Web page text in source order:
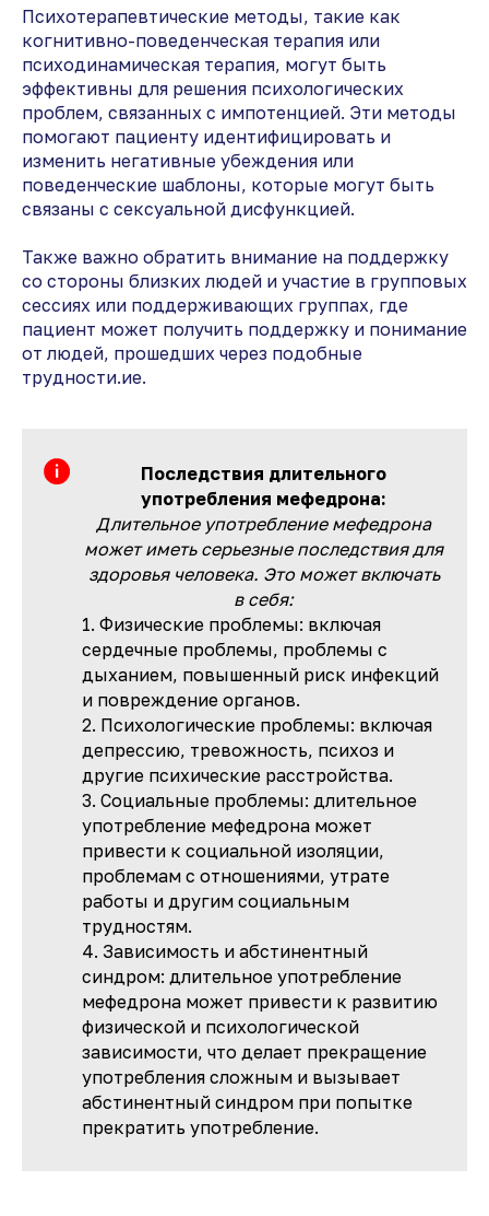
Психотерапевтические методы, такие как
когнитивно-поведенческая терапия или
психодинамическая терапия, могут быть
эффективны для решения психологических
проблем, связанных с импотенцией. Эти методы
помогают пациенту идентифицировать и
изменить негативные убеждения или
поведенческие шаблоны, которые могут быть
связаны с сексуальной дисфункцией.
Также важно обратить внимание на поддержку
со стороны близких людей и участие в групповых
сессиях или поддерживающих группах, где
пациент может получить поддержку и понимание
от людей, прошедших через подобные
трудности.ие.
Последствия длительного
употребления мефедрона:
Длительное употребление мефедрона
может иметь серьезные последствия для
здоровья человека. Это может включать
в себя:
1. Физические проблемы: включая
сердечные проблемы, проблемы с
дыханием, повышенный риск инфекций
и повреждение органов.
2. Психологические проблемы: включая
депрессию, тревожность, психоз и
другие психические расстройства.
3. Социальные проблемы: длительное
употребление мефедрона может
привести к социальной изоляции,
проблемам с отношениями, утрате
работы и другим социальным
трудностям.
4. Зависимость и абстинентный
синдром: длительное употребление
мефедрона может привести к развитию
физической и психологической
зависимости, что делает прекращение
употребления сложным и вызывает
абстинентный синдром при попытке
прекратить употребление.